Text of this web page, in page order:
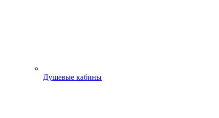
Душевые кабины